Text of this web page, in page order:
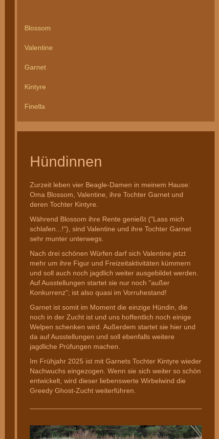
Blossom
Valentine
Garnet
Kintyre
Finella
Hündinnen
Zurzeit leben vier Beagle-Damen in meinem Hause:
Oma Blossom, Valentine, ihre Tochter Garnet und
deren Tochter Kintyre.
Während Blossom ihre Rente genießt ("Lass mich
schlafen...!"), sind Valentine und ihre Tochter Garnet
sehr munter unterwegs.
Nach drei schönen Würfen darf sich Valentine jetzt
mehr um ihre Figur und Freizeitaktivitäten kümmern
und soll auch noch jagdlich weiter ausgebildet werden.
Auf Ausstellungen startet sie nur noch "außer
Konkurrenz"; ist also quasi im Vorruhestand!
Garnet ist somit im Moment die einzige Hündin, die
noch in der Zucht ist und uns hoffentlich noch einige
Welpen schenken wird. Außerdem startet sie hier und
da auf Ausstellungen und soll ebenfalls weitere
jagdliche Prüfungen machen.
Im Frühjahr 2025 ist mit Garnets Tochter Kintyre wieder
Nachwuchs eingezogen. Wenn sie sich weiter so schön
entwickelt, wird dieser liebenswerte Wirbelwind die
Greedy Ghost-Zucht weiterführen.